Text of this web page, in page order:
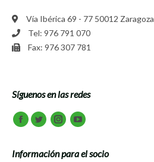
Vía Ibérica 69 - 77 50012 Zaragoza
Tel: 976 791 070
Fax: 976 307 781
Síguenos en las redes
Encuéntranos en:
Facebook
TwitterInstagramYoutube
Información para el socio